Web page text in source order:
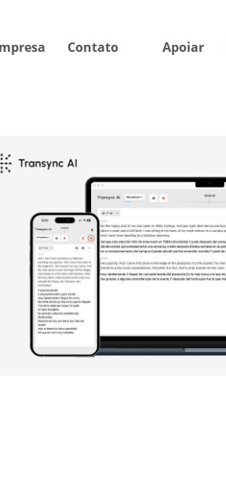
Contato Apoiar